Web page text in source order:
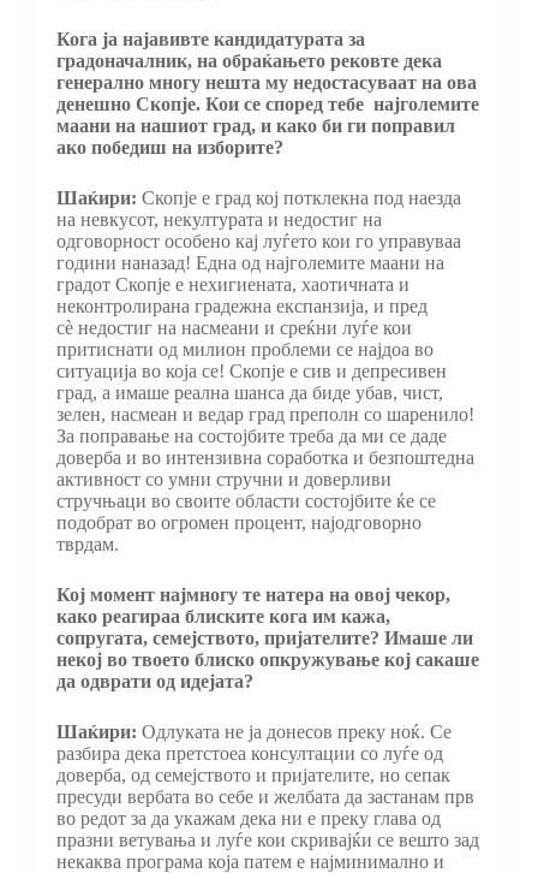
Кога ја најавивте кандидатурата за
градоначалник, на обраќањето рековте дека
генерално многу нешта му недостасуваат на ова
денешно Скопје. Кои се според тебе најголемите
маани на нашиот град, и како би ги поправил
ако победиш на изборите?
Шаќири: Скопје е град кој потклекна под наезда
на невкусот, некултурата и недостиг на
одговорност особено кај луѓето кои го управуваа
години наназад! Една од најголемите маани на
градот Скопје е нехигиената, хаотичната и
неконтролирана градежна експанзија, и пред
сè недостиг на насмеани и среќни луѓе кои
притиснати од милион проблеми се најдоа во
ситуација во која се! Скопје е сив и депресивен
град, а имаше реална шанса да биде убав, чист,
зелен, насмеан и ведар град преполн со шаренило!
За поправање на состојбите треба да ми се даде
доверба и во интензивна соработка и безпоштедна
активност со умни стручни и доверливи
стручњаци во своите области состојбите ќе се
подобрат во огромен процент, најодговорно
тврдам.
Кој момент најмногу те натера на овој чекор,
како реагираа блиските кога им кажа,
сопругата, семејството, пријателите? Имаше ли
некој во твоето блиско опкружување кој сакаше
да одврати од идејата?
Шаќири: Одлуката не ја донесов преку ноќ. Се
разбира дека претстоеа консултации со луѓе од
доверба, од семејството и пријателите, но сепак
пресуди вербата во себе и желбата да застанам прв
во редот за да укажам дека ни е преку глава од
празни ветувања и луѓе кои скривајќи се вешто зад
некаква програма која патем е најминимално и